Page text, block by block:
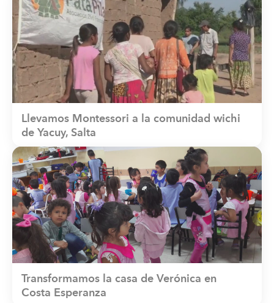
Llevamos Montessori a la comunidad wichi
de Yacuy, Salta
Transformamos la casa de Verónica en
Costa Esperanza